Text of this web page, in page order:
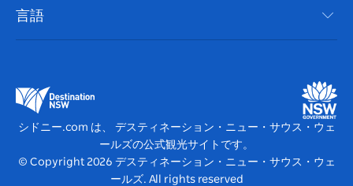
イベント
宿泊施設
ビジネスを登録する
デスティネーション・ニュー・サウス・ウェールズメデ
ィアセンター
ビビッド・シドニー
言語
シドニー.com は、 デスティネーション・ニュー・サウス・ウェ
ールズの公式観光サイトです。
© Copyright 2026 デスティネーション・ニュー・サウス・ウェ
ールズ. All rights reserved